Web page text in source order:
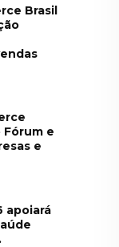
Brasil
Fórum e
e
apoiará